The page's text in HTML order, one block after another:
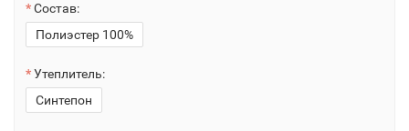
Состав:
Полиэстер 100%
Утеплитель:
Синтепон